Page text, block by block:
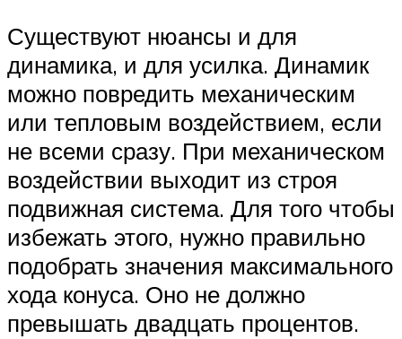
Существуют нюансы и для
динамика, и для усилка. Динамик
можно повредить механическим
или тепловым воздействием, если
не всеми сразу. При механическом
воздействии выходит из строя
подвижная система. Для того чтобы
избежать этого, нужно правильно
подобрать значения максимального
хода конуса. Оно не должно
превышать двадцать процентов.